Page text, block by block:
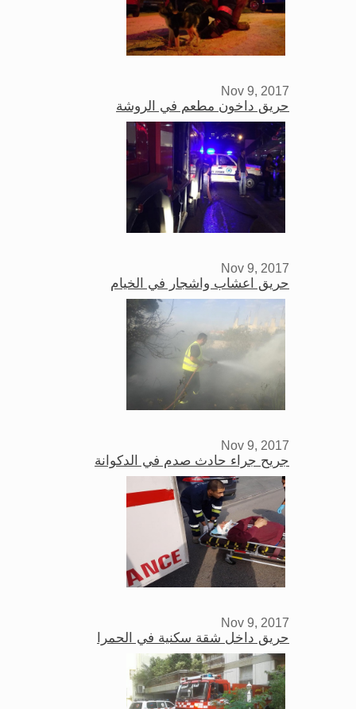
Nov 9, 2017
حريق داخون مطعم في الروشة
Nov 9, 2017
حريق اعشاب واشجار في الخيام
Nov 9, 2017
جريح جراء حادث صدم في الدكوانة
Nov 9, 2017
حريق داخل شقة سكنية في الحمرا